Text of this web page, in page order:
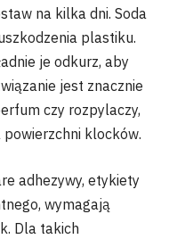
na kilka dni. Soda
plastiku.
je odkurz, aby
jest znacznie
czy rozpylaczy,
klocków.
adhezywy, etykiety
wymagają
Dla takich